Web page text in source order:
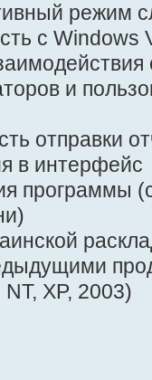
режим
с Windows
и
отправки
в интерфейс
программы
XP, 2003)